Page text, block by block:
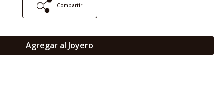
Compartir
Agregar al Joyero